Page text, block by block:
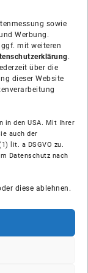
sowie
Werbung.
mit weiteren
.
über die
dieser Website
in den USA. Mit Ihrer
auch der
lit. a DSGVO zu.
Datenschutz nach
diese ablehnen.